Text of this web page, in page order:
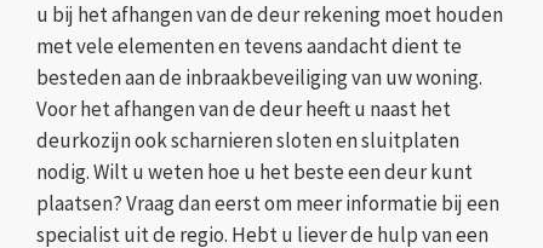
u bij het afhangen van de deur rekening moet houden
met vele elementen en tevens aandacht dient te
besteden aan de inbraakbeveiliging van uw woning.
Voor het afhangen van de deur heeft u naast het
deurkozijn ook scharnieren sloten en sluitplaten
nodig. Wilt u weten hoe u het beste een deur kunt
plaatsen? Vraag dan eerst om meer informatie bij een
specialist uit de regio. Hebt u liever de hulp van een